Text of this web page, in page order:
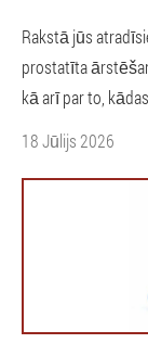
Rakstā jūs
prostatīta
kā arī par to,
18 Jūlijs 2026